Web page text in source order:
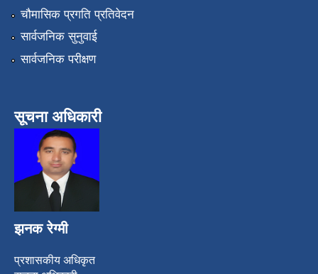
चौमासिक प्रगति प्रतिवेदन
सार्वजनिक सुनुवाई
सार्वजनिक परीक्षण
सूचना अधिकारी
झनक रेग्मी
प्रशासकीय अधिकृत